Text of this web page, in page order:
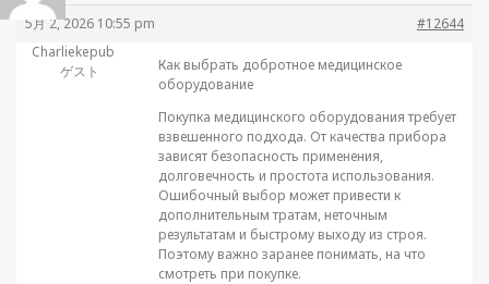
5月 2, 2026 10:55 pm
#12644
Charliekepub
ゲスト
Как выбрать добротное медицинское
оборудование
Покупка медицинского оборудования требует
взвешенного подхода. От качества прибора
зависят безопасность применения,
долговечность и простота использования.
Ошибочный выбор может привести к
дополнительным тратам, неточным
результатам и быстрому выходу из строя.
Поэтому важно заранее понимать, на что
смотреть при покупке.